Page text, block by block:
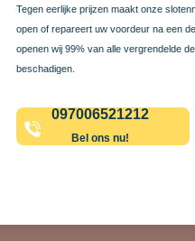
Tegen eerlijke prijzen maakt onze
open of repareert uw voordeur na een
openen wij 99% van alle vergrendelde
beschadigen.
097006521212
Bel ons nu!